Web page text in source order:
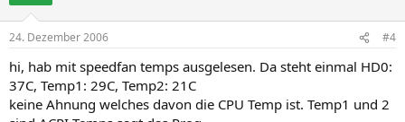
24. Dezember 2006 #4
hi, hab mit speedfan temps ausgelesen. Da steht einmal HD0:
37C, Temp1: 29C, Temp2: 21C
keine Ahnung welches davon die CPU Temp ist. Temp1 und 2